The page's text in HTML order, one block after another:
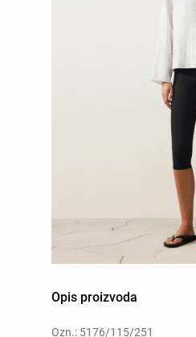
Opis proizvoda
Ozn.: 5176/115/251